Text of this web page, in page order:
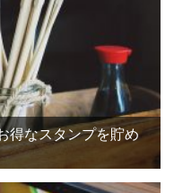
得なスタンプを貯め